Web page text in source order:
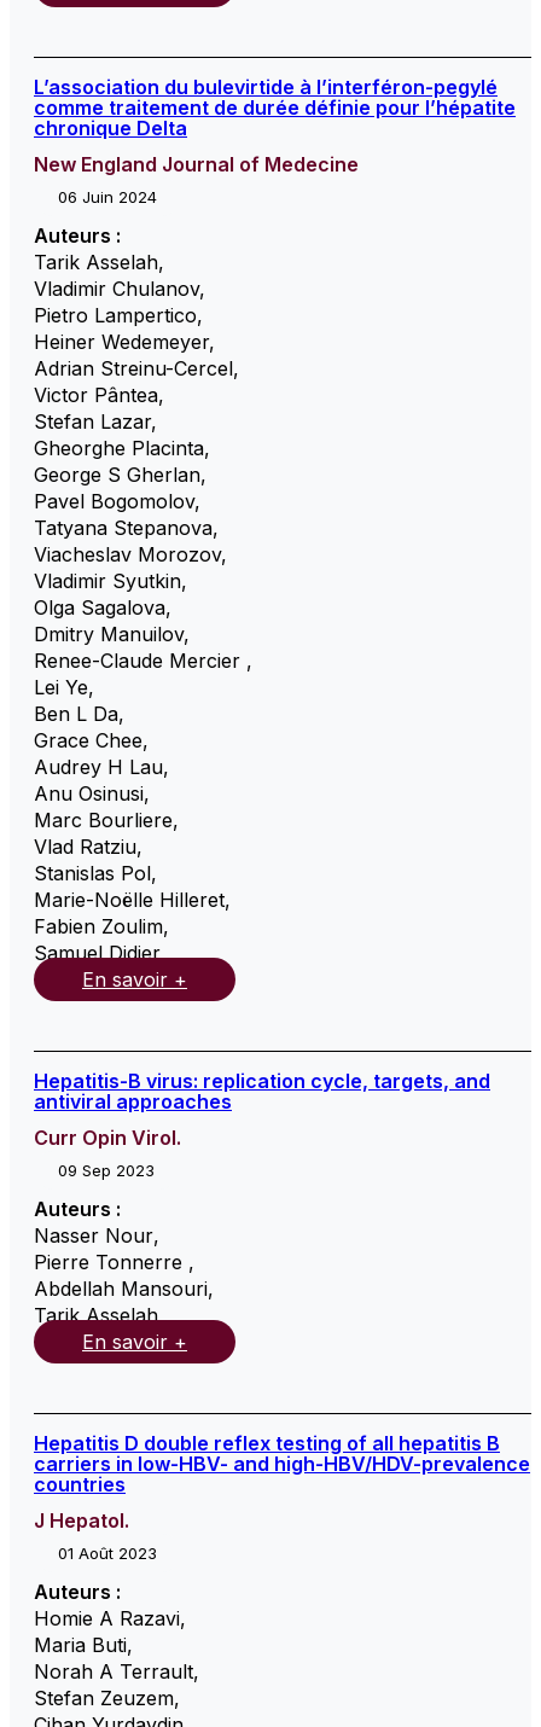
L’association du bulevirtide à l’interféron-pegylé
comme traitement de durée définie pour l’hépatite
chronique Delta
New England Journal of Medecine
06 Juin 2024
Auteurs :
Tarik Asselah,
Vladimir Chulanov,
Pietro Lampertico,
Heiner Wedemeyer,
Adrian Streinu-Cercel,
Victor Pântea,
Stefan Lazar,
Gheorghe Placinta,
George S Gherlan,
Pavel Bogomolov,
Tatyana Stepanova,
Viacheslav Morozov,
Vladimir Syutkin,
Olga Sagalova,
Dmitry Manuilov,
Renee-Claude Mercier ,
Lei Ye,
Ben L Da,
Grace Chee,
Audrey H Lau,
Anu Osinusi,
Marc Bourliere,
Vlad Ratziu,
Stanislas Pol,
Marie-Noëlle Hilleret,
Fabien Zoulim,
Samuel Didier,
En savoir +
Hepatitis-B virus: replication cycle, targets, and
antiviral approaches
Curr Opin Virol.
09 Sep 2023
Auteurs :
Nasser Nour,
Pierre Tonnerre ,
Abdellah Mansouri,
Tarik Asselah,
En savoir +
Hepatitis D double reflex testing of all hepatitis B
carriers in low-HBV- and high-HBV/HDV-prevalence
countries
J Hepatol.
01 Août 2023
Auteurs :
Homie A Razavi,
Maria Buti,
Norah A Terrault,
Stefan Zeuzem,